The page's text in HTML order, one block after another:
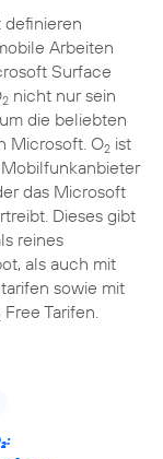
Arbeiten
Surface
2nicht nur sein
die beliebten
Microsoft. O2ist
das Microsoft
Dieses gibt
reines
als auch mit
sowie mit
Free Tarifen.
2: